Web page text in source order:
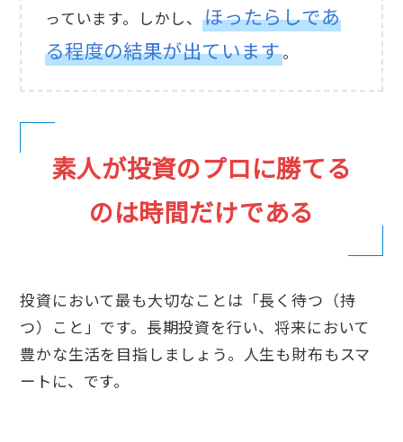
っています。しかし、 ほったらしであ
る程度の結果が出ています。
素人が投資のプロに勝てる
のは時間だけである
投資において最も大切なことは「長く待つ（持
つ）こと」です。長期投資を行い、将来において
豊かな生活を目指しましょう。人生も財布もスマ
ートに、です。